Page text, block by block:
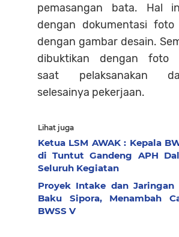
pemasangan bata. Hal
dengan dokumentasi foto
dengan gambar desain.
dibuktikan dengan foto
saat pelaksanakan
selesainya pekerjaan.
Lihat juga
Ketua LSM AWAK : Kepala
di Tuntut Gandeng APH
Seluruh Kegiatan
Proyek Intake dan Jaringan
Baku Sipora, Menambah
BWSS V